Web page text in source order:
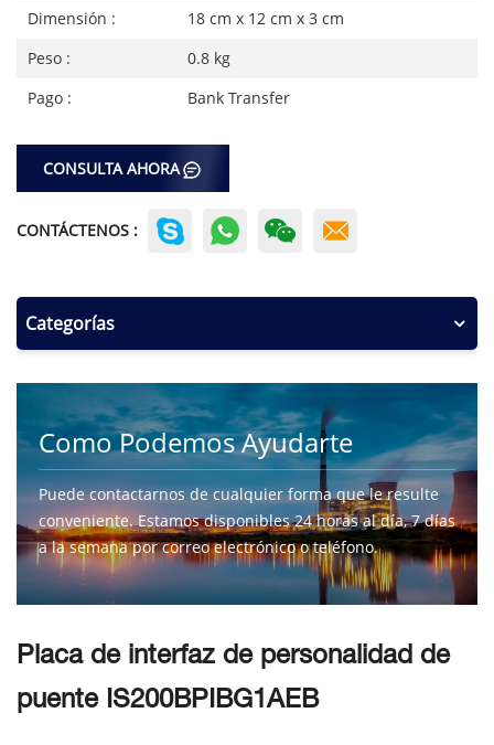
Dimensión :
18 cm x 12 cm x 3 cm
Peso :
0.8 kg
Pago :
Bank Transfer
CONSULTA AHORA
CONTÁCTENOS :
Categorías
Como Podemos Ayudarte
Puede contactarnos de cualquier forma que le resulte
conveniente. Estamos disponibles 24 horas al día, 7 días
a la semana por correo electrónico o teléfono.
CONTÁCTENOS
Placa de interfaz de personalidad de
puente IS200BPIBG1AEB